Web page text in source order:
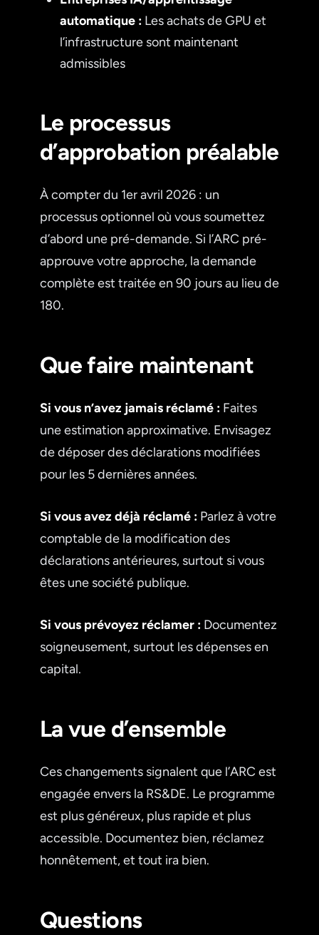
automatique : Les achats de GPU et
l’infrastructure sont maintenant
admissibles
Le processus
d’approbation préalable
À compter du 1er avril 2026 : un
processus optionnel où vous soumettez
d’abord une pré-demande. Si l’ARC pré-
approuve votre approche, la demande
complète est traitée en 90 jours au lieu de
180.
Que faire maintenant
Si vous n’avez jamais réclamé : Faites
une estimation approximative. Envisagez
de déposer des déclarations modifiées
pour les 5 dernières années.
Si vous avez déjà réclamé : Parlez à votre
comptable de la modification des
déclarations antérieures, surtout si vous
êtes une société publique.
Si vous prévoyez réclamer : Documentez
soigneusement, surtout les dépenses en
capital.
La vue d’ensemble
Ces changements signalent que l’ARC est
engagée envers la RS&DE. Le programme
est plus généreux, plus rapide et plus
accessible. Documentez bien, réclamez
honnêtement, et tout ira bien.
Questions